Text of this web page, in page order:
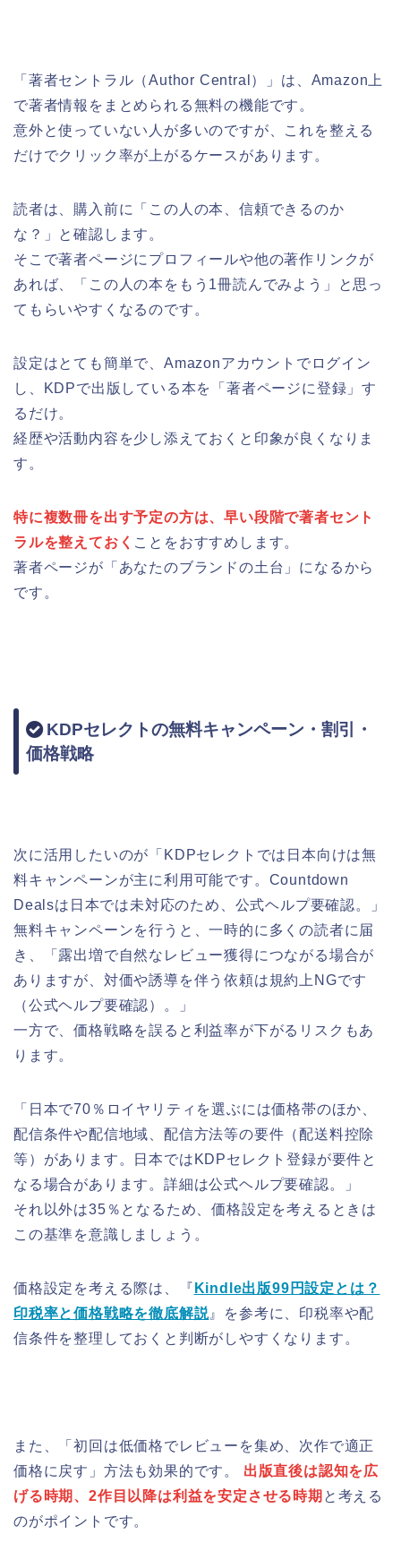
「著者セントラル（Author Central）」は、Amazon上
で著者情報をまとめられる無料の機能です。
意外と使っていない人が多いのですが、これを整える
だけでクリック率が上がるケースがあります。
読者は、購入前に「この人の本、信頼できるのか
な？」と確認します。
そこで著者ページにプロフィールや他の著作リンクが
あれば、「この人の本をもう1冊読んでみよう」と思っ
てもらいやすくなるのです。
設定はとても簡単で、Amazonアカウントでログイン
し、KDPで出版している本を「著者ページに登録」す
るだけ。
経歴や活動内容を少し添えておくと印象が良くなりま
す。
特に複数冊を出す予定の方は、早い段階で著者セント
ラルを整えておく ことをおすすめします。
著者ページが「あなたのブランドの土台」になるから
です。
KDPセレクトの無料キャンペーン・割引・
価格戦略
次に活用したいのが「KDPセレクトでは日本向けは無
料キャンペーンが主に利用可能です。Countdown
Dealsは日本では未対応のため、公式ヘルプ要確認。」
無料キャンペーンを行うと、一時的に多くの読者に届
き、「露出増で自然なレビュー獲得につながる場合が
ありますが、対価や誘導を伴う依頼は規約上NGです
（公式ヘルプ要確認）。」
一方で、価格戦略を誤ると利益率が下がるリスクもあ
ります。
「日本で70％ロイヤリティを選ぶには価格帯のほか、
配信条件や配信地域、配信方法等の要件（配送料控除
等）があります。日本ではKDPセレクト登録が要件と
なる場合があります。詳細は公式ヘルプ要確認。」
それ以外は35％となるため、価格設定を考えるときは
この基準を意識しましょう。
価格設定を考える際は、『 Kindle出版99円設定とは？
印税率と価格戦略を徹底解説』を参考に、印税率や配
信条件を整理しておくと判断がしやすくなります。
また、「初回は低価格でレビューを集め、次作で適正
価格に戻す」方法も効果的です。 出版直後は認知を広
げる時期、2作目以降は利益を安定させる時期 と考える
のがポイントです。